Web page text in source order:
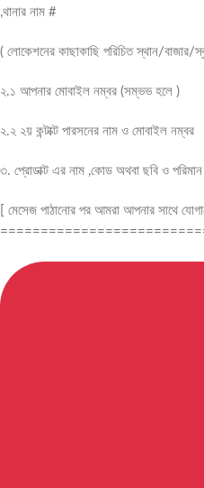
,থানার নাম #
( লোকেশনের কাছাকাছি পরিচিত স্থান/বাজার/
২.১ আপনার মোবাইল নম্বর (সম্ভভ হলে )
২.২ ২য় কন্টাক্ট পারসনের নাম ও মোবাইল নম্বর
৩. প্রোডাক্ট এর নাম ,কোড অথবা ছবি ও পরিমান
[ মেসেজ পাঠানোর পর আমরা আপনার সাথে